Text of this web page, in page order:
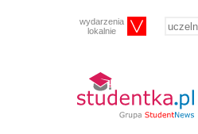
wydarzenia
lokalnie